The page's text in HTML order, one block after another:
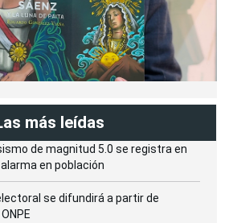
más leídas
de magnitud 5.0 se registra en
en población
se difundirá a partir de